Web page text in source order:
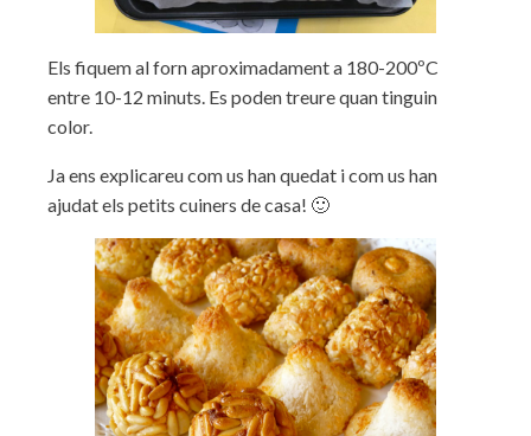
Els fiquem al forn aproximadament a 180-200ºC
entre 10-12 minuts. Es poden treure quan tinguin
color.
Ja ens explicareu com us han quedat i com us han
ajudat els petits cuiners de casa! 🙂